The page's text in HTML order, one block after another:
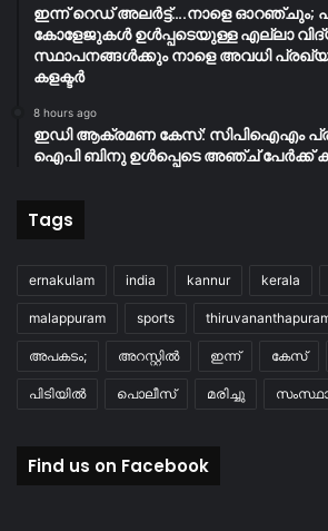
ഇന്ന് റെഡ് അലർട്ട്….നാളെ
കോളേജുകൾ ഉൾപ്പടെയുള്ള എല്ലാ
സ്ഥാപനങ്ങൾക്കും നാളെ അവധി
കളക്ടർ
8 hours ago
ഇഡി ആക്രമണ കേസ്: സിപിഐഎം
ഐപി ബിനു ഉൾപ്പെടെ അഞ്ച് പേർക്ക്
Tags
ernakulam india kannur kerala
malappuram sports
അപകടം; അറസ്റ്റിൽ ഇന്ന് കേസ്
പിടിയിൽ പൊലീസ് മരിച്ചു
Find us on Facebook